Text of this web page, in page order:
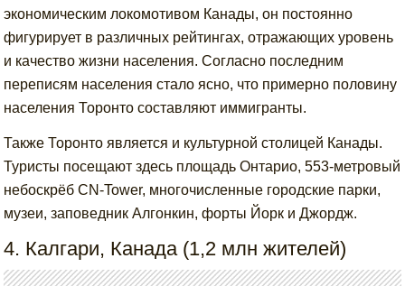
экономическим локомотивом Канады, он постоянно
фигурирует в различных рейтингах, отражающих уровень
и качество жизни населения. Согласно последним
переписям населения стало ясно, что примерно половину
населения Торонто составляют иммигранты.
Также Торонто является и культурной столицей Канады.
Туристы посещают здесь площадь Онтарио, 553-метровый
небоскрёб CN-Tower, многочисленные городские парки,
музеи, заповедник Алгонкин, форты Йорк и Джордж.
4. Калгари, Канада (1,2 млн жителей)